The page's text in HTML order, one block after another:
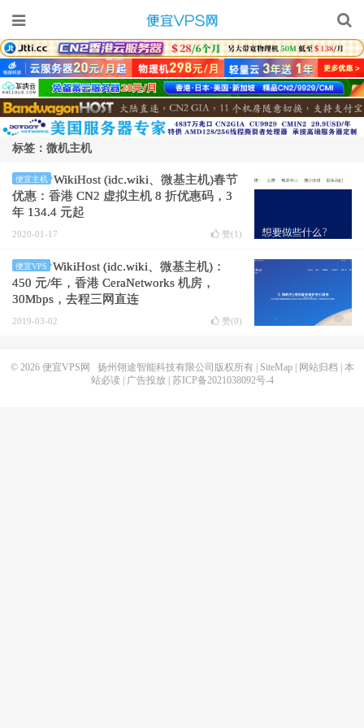
标签：微机主机
便宜主机
WikiHost (idc.wiki、微基主机)春节
优惠：香港 CN2 虚拟主机 8 折优惠码，3
年 134.4 元起
2020-01-17 赞(1 )
便宜VPS
WikiHost (idc.wiki、微基主机)：
450 元/年，香港 CeraNetworks 机房，
30Mbps，去程三网直连
2019-03-02 赞(0)
© 2026 便宜VPS网 扬州翎途智能科技有限公司版权所有 | SiteMap| 网站归档
本
站必读
广告投放| 苏ICP备2021038092号-4